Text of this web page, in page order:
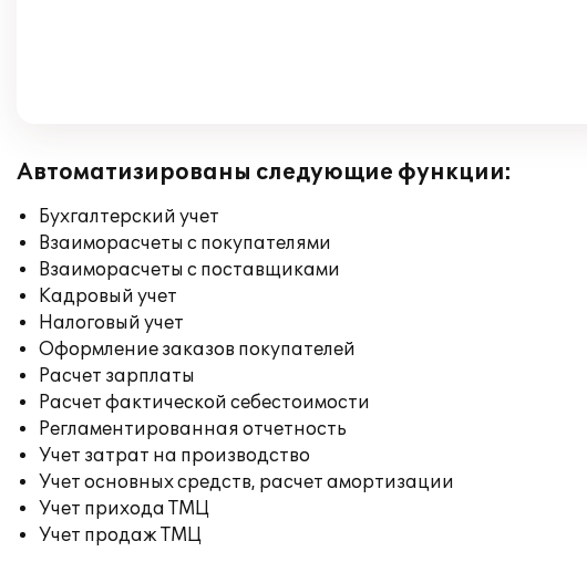
Автоматизированы следующие функции:
Бухгалтерский учет
Взаиморасчеты с покупателями
Взаиморасчеты с поставщиками
Кадровый учет
Налоговый учет
Оформление заказов покупателей
Расчет зарплаты
Расчет фактической себестоимости
Регламентированная отчетность
Учет затрат на производство
Учет основных средств, расчет амортизации
Учет прихода ТМЦ
Учет продаж ТМЦ